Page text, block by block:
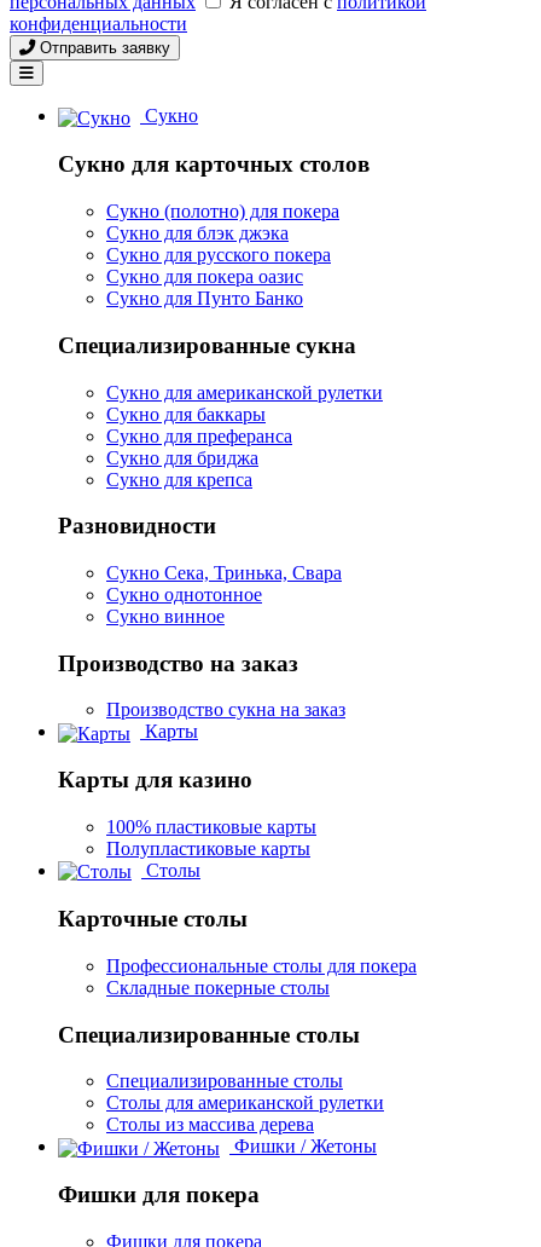
конфиденциальности
Отправить заявку
Сукно
Сукно для карточных столов
Сукно (полотно) для покера
Сукно для блэк джэка
Сукно для русского покера
Сукно для покера оазис
Сукно для Пунто Банко
Специализированные сукна
Сукно для американской рулетки
Сукно для баккары
Сукно для преферанса
Сукно для бриджа
Сукно для крепса
Разновидности
Сукно Сека, Тринька, Свара
Сукно однотонное
Сукно винное
Производство на заказ
Производство сукна на заказ
Карты
Карты для казино
100% пластиковые карты
Полупластиковые карты
Столы
Карточные столы
Профессиональные столы для покера
Складные покерные столы
Специализированные столы
Специализированные столы
Столы для американской рулетки
Столы из массива дерева
Фишки / Жетоны
Фишки для покера
Фишки для покера